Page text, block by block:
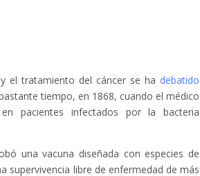
el tratamiento del cáncer se ha debatido
tiempo, en 1868, cuando el médico
pacientes infectados por la bacteria
una vacuna diseñada con especies de
supervivencia libre de enfermedad de más